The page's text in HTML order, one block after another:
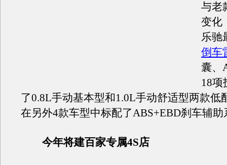
与老
变化
乐驰
倒车
囊、
18项
了0.8L手动基本型和1.0L手动舒适型两款低
在另外4款车型中标配了ABS+EBD刹车辅助
今年将建百家专属4S店